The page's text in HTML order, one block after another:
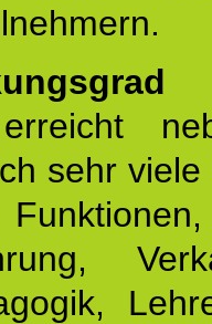
sehr